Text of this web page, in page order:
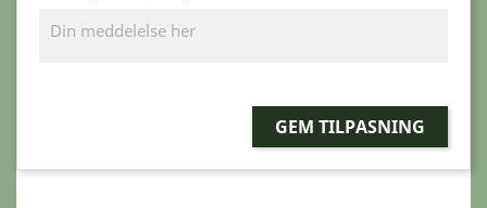
GEM TILPASNING